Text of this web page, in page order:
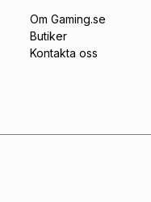
Om Gaming.se
Butiker
Kontakta oss